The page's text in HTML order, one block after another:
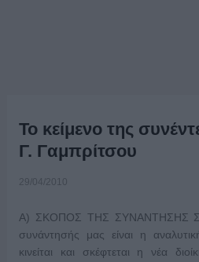
Το κείμενο της
Γ. Γαμπρίτσου
29/04/2010
Α) ΣΚΟΠΟΣ ΤΗΣ ΣΥΝΑΝΤΗΣΗΣ
συνάντησής μας είναι η
κινείται και σκέφτεται η νέα